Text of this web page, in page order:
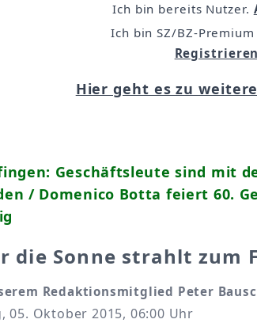
Geschäftsleute sind mit
/ Domenico Botta feiert 60.
die Sonne strahlt zum
Redaktionsmitglied Peter
05. Oktober 2015, 06:00 Uhr
Ich bin bereits Nutzer.
Ich bin SZ/BZ-
Registrieren
Hier geht es zu